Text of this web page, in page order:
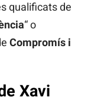
qualificats de
“ o
Compromís i
Xavi